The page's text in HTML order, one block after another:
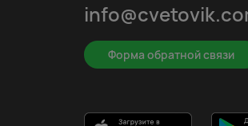
Форма обратной связи